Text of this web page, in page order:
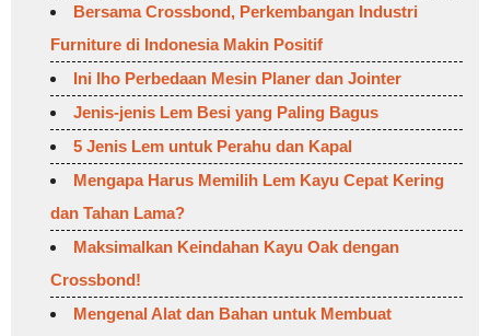
Bersama Crossbond, Perkembangan Industri
Furniture di Indonesia Makin Positif
Ini lho Perbedaan Mesin Planer dan Jointer
Jenis-jenis Lem Besi yang Paling Bagus
5 Jenis Lem untuk Perahu dan Kapal
Mengapa Harus Memilih Lem Kayu Cepat Kering
dan Tahan Lama?
Maksimalkan Keindahan Kayu Oak dengan
Crossbond!
Mengenal Alat dan Bahan untuk Membuat